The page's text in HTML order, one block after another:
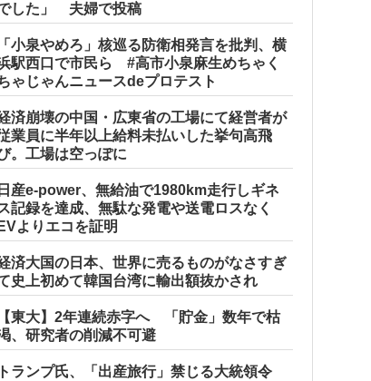
w w
した」 夫婦で投稿
「小泉やめろ」核巡る防衛相発言を批判、横
駅西口で市民ら #高市小泉麻生めちゃく
ゃじゃんニュースdeプロテスト
済崩壊の中国・広東省の工場にて経営者が
業員に半年以上給料未払いした挙句高飛
。工場は空っぽに
日産e-power、無給油で1980km走行しギネ
記録を達成、無駄な発電や送電ロスなく
EVよりエコを証明
済大国の日本、世界に売るものがなさすぎ
史上初めて韓国台湾に輸出額抜かされ
【東大】2年連続赤字へ 「貯金」数年で枯
、研究者の削減不可避
トランプ氏、「出産旅行」禁じる大統領令